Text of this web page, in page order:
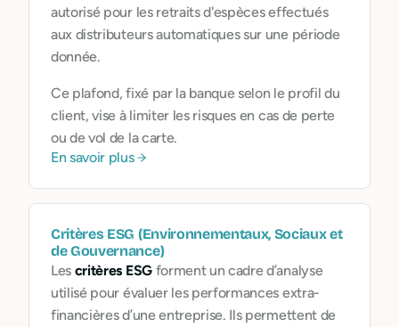
autorisé pour les retraits d'espèces effectués
aux distributeurs automatiques sur une période
donnée.
Ce plafond, fixé par la banque selon le profil du
client, vise à limiter les risques en cas de perte
ou de vol de la carte.
En savoir plus
Critères ESG (Environnementaux, Sociaux et
de Gouvernance)
Les critères ESGforment un cadre d’analyse
utilisé pour évaluer les performances extra-
financières d’une entreprise. Ils permettent de